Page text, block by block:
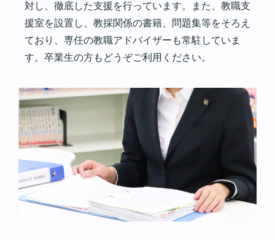
対し、徹底した支援を行っています。また、教職支
援室を設置し、教採関係の書籍、問題集等をそろえ
ており、専任の教職アドバイザーも常駐していま
す。卒業生の方もどうぞご利用ください。